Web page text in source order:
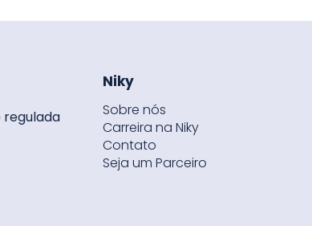
regulada
Niky
Sobre nós
Carreira na Niky
Contato
Seja um Parceiro